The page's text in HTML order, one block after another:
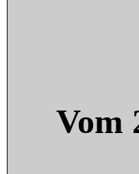
Vom